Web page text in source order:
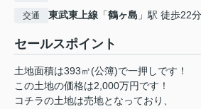
交通 東武東上線 「鶴ヶ島 」駅 徒歩22分
セールスポイント
土地面積は393㎡(公簿)で一押しです！
この土地の価格は2,000万円です！
コチラの土地は売地となっており、